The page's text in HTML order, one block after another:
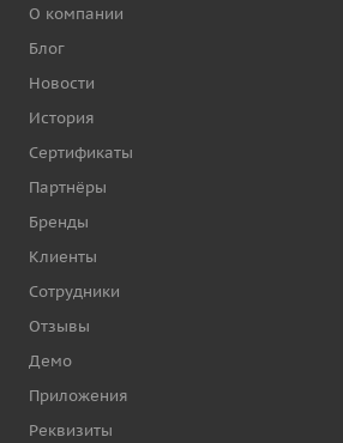
О компании
Блог
Новости
История
Сертификаты
Партнёры
Бренды
Клиенты
Сотрудники
Отзывы
Демо
Приложения
Реквизиты